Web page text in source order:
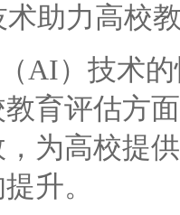
助力高校
）技术的
育评估方
为高校提
升。